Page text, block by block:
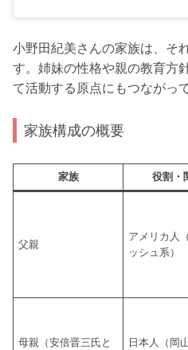
小野田紀美さんの家族は、そ
す。姉妹の性格や親の教育方
て活動する原点にもつながっ
家族構成の概要
家族 役割・
父親
アメリカ人
ッシュ系）
母親（安倍晋三氏と
日本人（岡